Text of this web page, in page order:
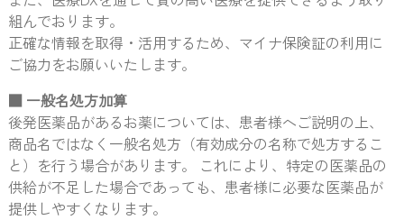
組んでおります。
正確な情報を取得・活用するため、マイナ保険証の利用に
ご協力をお願いいたします。
■ 一般名処方加算
後発医薬品があるお薬については、患者様へご説明の上、
商品名ではなく一般名処方（有効成分の名称で処方するこ
と）を行う場合があります。 これにより、特定の医薬品の
供給が不足した場合であっても、患者様に必要な医薬品が
提供しやすくなります。